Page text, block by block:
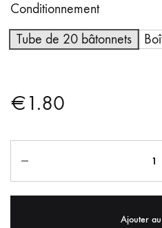
Conditionnement
Tube de 20 bâtonnets
€1.80
Ajouter